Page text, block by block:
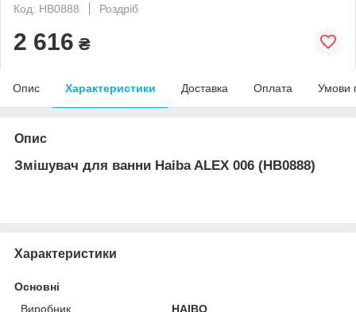
Код: HB0888
Роздріб
2 616 ₴
Опис Характеристики Доставка Оплата Умови
Опис
Змішувач для ванни Haiba ALEX 006 (HB0888)
Характеристики
Основні
Виробник
HAIBO